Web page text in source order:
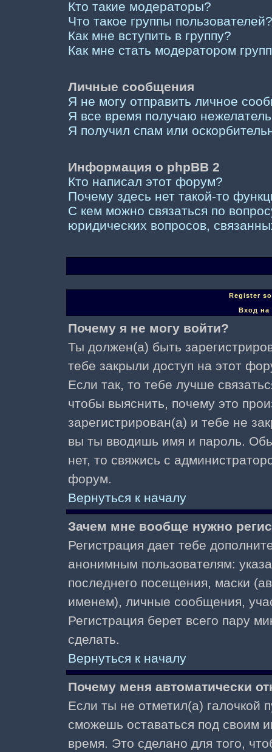
Кто такие модераторы?
Что такое группы пользователей?
Как мне вступить в группу?
Как мне стать модератором
Личные сообщения
Я не могу отправить личное
Я все время получаю
Я получил спам или
Информация о phpBB 2
Кто написал этот форум?
Почему здесь нет такой-то
С кем можно связаться по
юридических вопросов,
Register
Вход на
Почему я не могу войти?
Ты должен(а) быть
тебе закрыли доступ на этот
Если так, то тебе лучше
чтобы выяснить, почему это
зарегистрирован(а) и тебе не
вы ты вводишь имя и пароль.
нет, то свяжись с
форум.
Вернуться к началу
Зачем мне вообще нужно
Регистрация дает тебе
анонимным пользователям:
последнего посещения, маски
именем), личные сообщения,
Регистрация берет всего пару
сделать.
Вернуться к началу
Почему меня автоматически
Если ты не отметил(а) галочкой
сможешь оставаться под своим
время. Это сделано для того,